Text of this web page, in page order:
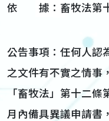
依 據：畜牧法第十
公告事項：任何人認
之文件有不實之情事
「畜牧法」第十二
月內備具異議申請書